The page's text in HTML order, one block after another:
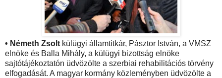
• Németh Zsolt külügyi államtitkár, Pásztor István, a VMSZ
elnöke és Balla Mihály, a külügyi bizottság elnöke
sajtótájékoztatón üdvözölte a szerbiai rehabilitációs törvény
elfogadását. A magyar kormány közleményben üdvözölte a